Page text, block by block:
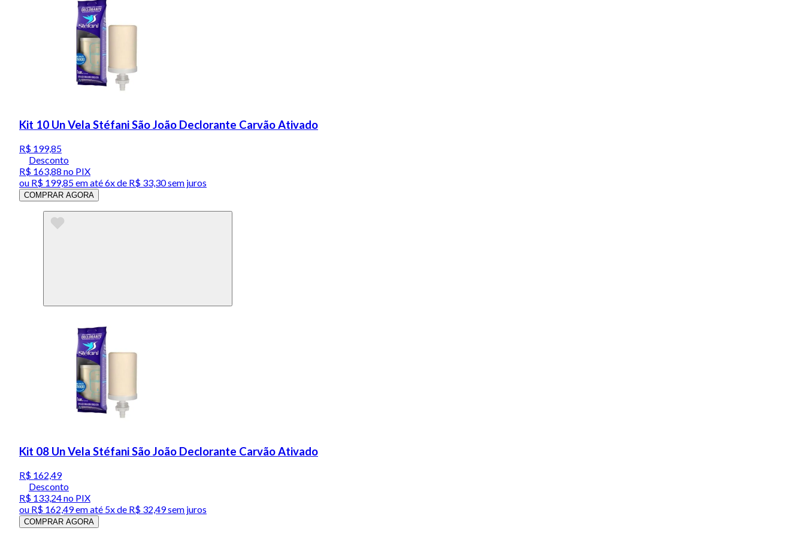
Kit 10 Un Vela Stéfani São João Declorante Carvão Ativado
R$ 199,85
Desconto
R$ 163,88 no PIX
ou R$ 199,85em até6x de R$ 33,30 sem juros
COMPRAR AGORA
Kit 08 Un Vela Stéfani São João Declorante Carvão Ativado
R$ 162,49
Desconto
R$ 133,24no PIX
ou R$ 162,49em até 5x de R$ 32,49 sem juros
COMPRAR AGORA